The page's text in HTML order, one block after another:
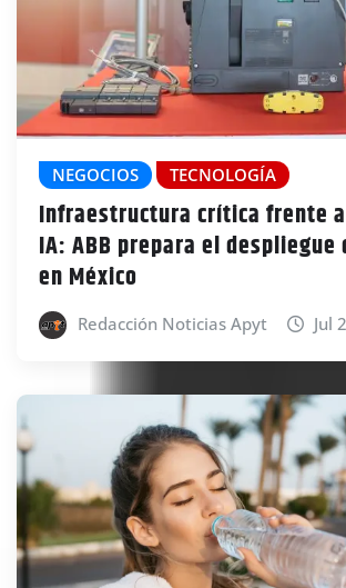
NEGOCIOS TECNOLOGÍA
Infraestructura crítica frente
IA: ABB prepara el despliegue
en México
Redacción Noticias Apyt Jul